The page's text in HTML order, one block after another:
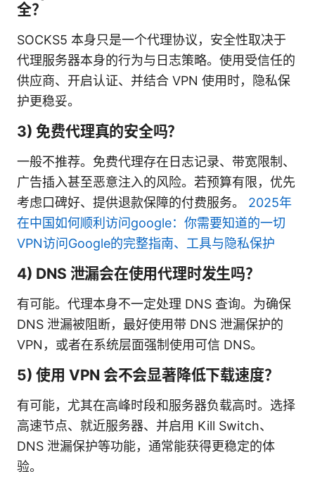
全？
SOCKS5 本身只是一个代理协议，安全性取决于
代理服务器本身的行为与日志策略。使用受信任的
供应商、开启认证、并结合 VPN 使用时，隐私保
护更稳妥。
3) 免费代理真的安全吗？
一般不推荐。免费代理存在日志记录、带宽限制、
广告插入甚至恶意注入的风险。若预算有限，优先
考虑口碑好、提供退款保障的付费服务。 2025年
在中国如何顺利访问google：你需要知道的一切
VPN访问Google的完整指南、工具与隐私保护
4) DNS 泄漏会在使用代理时发生吗？
有可能。代理本身不一定处理 DNS 查询。为确保
DNS 泄漏被阻断，最好使用带 DNS 泄漏保护的
VPN，或者在系统层面强制使用可信 DNS。
5) 使用 VPN 会不会显著降低下载速度？
有可能，尤其在高峰时段和服务器负载高时。选择
高速节点、就近服务器、并启用 Kill Switch、
DNS 泄漏保护等功能，通常能获得更稳定的体
验。